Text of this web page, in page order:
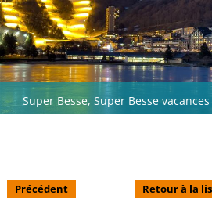
Super Besse, Super Besse
Précédent Retour à la